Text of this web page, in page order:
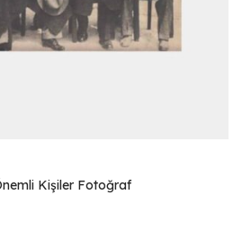
Kişiler Fotoğraf